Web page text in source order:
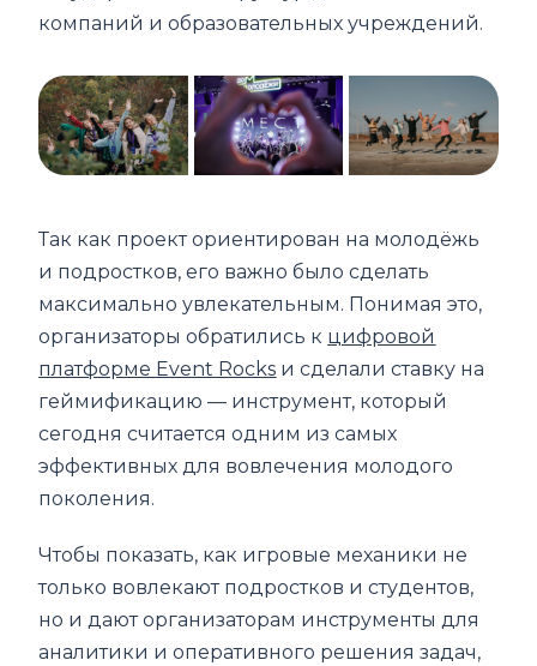
компаний и образовательных учреждений.
Так как проект ориентирован на молодёжь
и подростков, его важно было сделать
максимально увлекательным. Понимая это,
организаторы обратились к цифровой
платформе Event Rocks и сделали ставку на
геймификацию — инструмент, который
сегодня считается одним из самых
эффективных для вовлечения молодого
поколения.
Чтобы показать, как игровые механики не
только вовлекают подростков и студентов,
но и дают организаторам инструменты для
аналитики и оперативного решения задач,